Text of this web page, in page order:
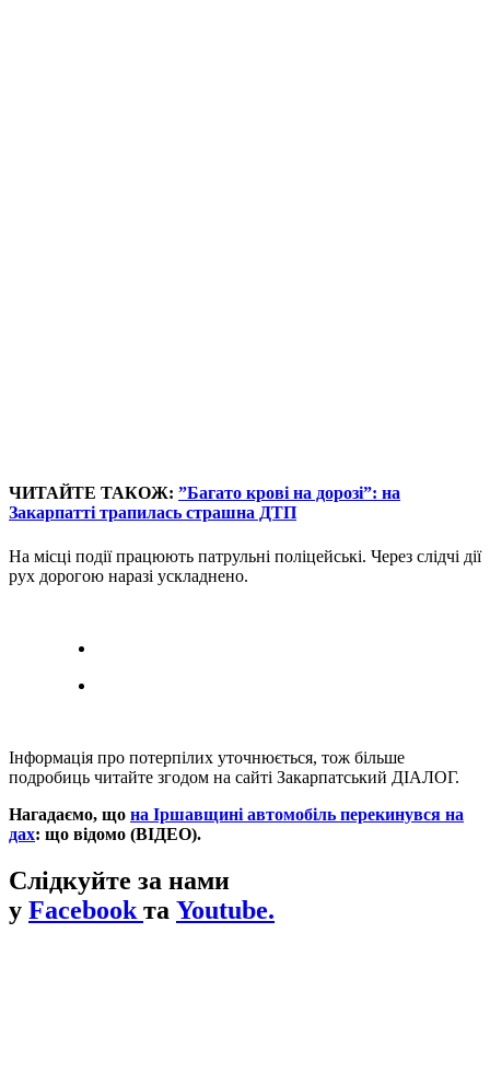
ЧИТАЙТЕ ТАКОЖ: ”Багато крові на дорозі”: на
Закарпатті трапилась страшна ДТП
На місці події працюють патрульні поліцейські. Через слідчі дії
рух дорогою наразі ускладнено.
Інформація про потерпілих уточнюється, тож більше
подробиць читайте згодом на сайті Закарпатський ДІАЛОГ.
Нагадаємо, що на Іршавщині автомобіль перекинувся на
дах: що відомо (ВІДЕО).
Слідкуйте за нами
у Facebook та Youtube.